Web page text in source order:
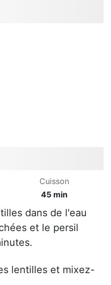
Cuisson
45 min
dans de l'eau
et le persil
lentilles et mixez-